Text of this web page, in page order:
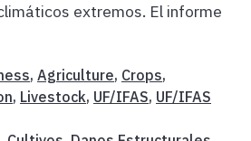
extremos. El informe
, Agriculture, Crops,
, Livestock, UF/IFAS, UF/IFAS